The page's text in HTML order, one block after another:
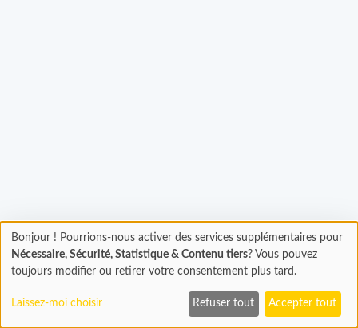
Chargement
En cours...
Bonjour ! Pourrions-nous activer des services supplémentaires pour
Nécessaire, Sécurité, Statistique & Contenu tiers? Vous pouvez
toujours modifier ou retirer votre consentement plus tard.
Laissez-moi choisir Refuser tout Accepter tout